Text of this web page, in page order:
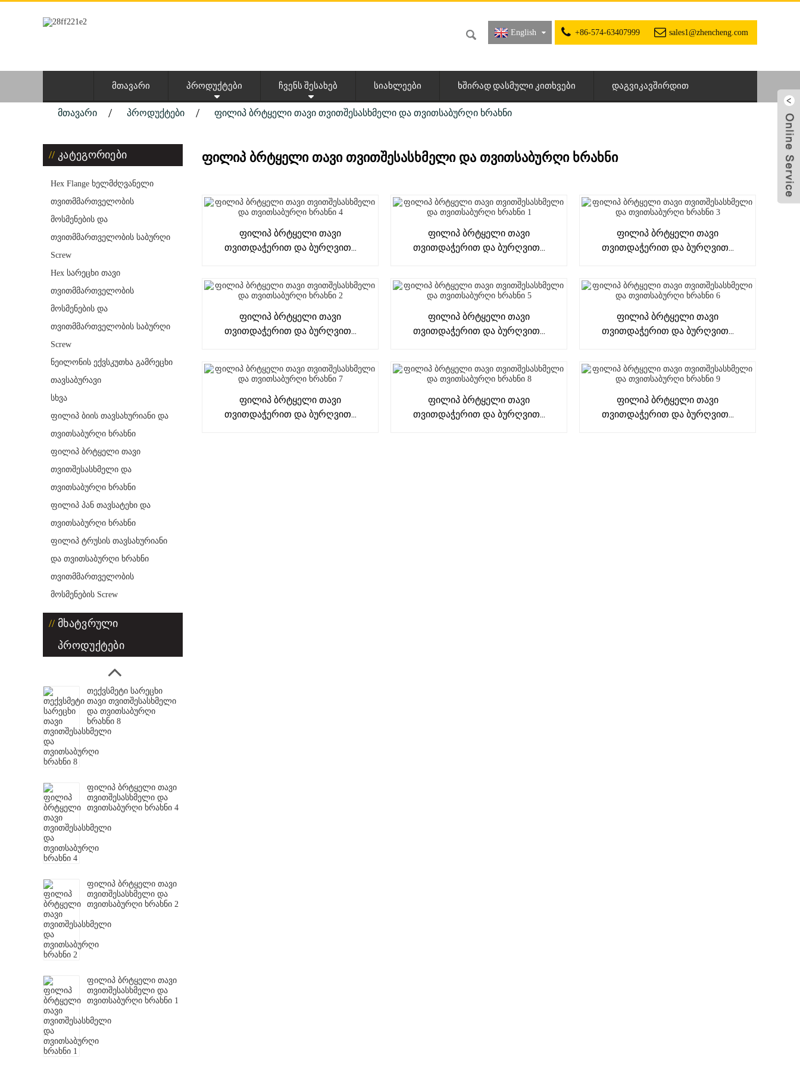
+86-574-63407999 sales1@zhencheng.com
English
ᲛᲗᲐᲕᲐᲠᲘ ᲞᲠᲝᲓᲣᲥᲢᲔᲑᲘ ᲩᲕᲔᲜᲡ ᲨᲔᲡᲐᲮᲔᲑ ᲡᲘᲐᲮᲚᲔᲔᲑᲘ ᲮᲨᲘᲠᲐᲓ ᲓᲐᲡᲛᲣᲚᲘ ᲙᲘᲗᲮᲕᲔᲑᲘ ᲓᲐᲒᲕᲘᲙᲐᲕᲨᲘᲠᲓᲘᲗ
ᲛᲗᲐᲕᲐᲠᲘ ᲞᲠᲝᲓᲣᲥᲢᲔᲑᲘ ᲤᲘᲚᲘᲞ ᲑᲠᲢᲧᲔᲚᲘ ᲗᲐᲕᲘ ᲗᲕᲘᲗᲨᲔᲡᲐᲡᲮᲛᲔᲚᲘ ᲓᲐ ᲗᲕᲘᲗᲡᲐᲑᲣᲠᲦᲘ ᲮᲠᲐᲮᲜᲘ
კატეგორიები
Hex Flange ხელმძღვანელი
თვითმმართველობის
მოსმენების და
თვითმმართველობის საბურღი
Screw
Hex სარეცხი თავი
თვითმმართველობის
მოსმენების და
თვითმმართველობის საბურღი
Screw
ნეილონის ექვსკუთხა გამრეცხი
თავსაბურავი
სხვა
ფილიპ ბიის თავსახურიანი და
თვითსაბურღი ხრახნი
ფილიპ ბრტყელი თავი
თვითშესასხმელი და
თვითსაბურღი ხრახნი
ფილიპ პან თავსატეხი და
თვითსაბურღი ხრახნი
ფილიპ ტრუსის თავსახურიანი
და თვითსაბურღი ხრახნი
თვითმმართველობის
მოსმენების Screw
მხატვრული
პროდუქტები
თექვსმეტი სარეცხი
თავი თვითშესასხმელი
და თვითსაბურღი
ხრახნი 8
ფილიპ ბრტყელი თავი
თვითშესასხმელი და
თვითსაბურღი ხრახნი 4
ფილიპ ბრტყელი თავი
თვითშესასხმელი და
თვითსაბურღი ხრახნი 2
ფილიპ ბრტყელი თავი
თვითშესასხმელი და
თვითსაბურღი ხრახნი 1
ᲤᲘᲚᲘᲞ ᲑᲠᲢᲧᲔᲚᲘ ᲗᲐᲕᲘ ᲗᲕᲘᲗᲨᲔᲡᲐᲡᲮᲛᲔᲚᲘ ᲓᲐ ᲗᲕᲘᲗᲡᲐᲑᲣᲠᲦᲘ ᲮᲠᲐᲮᲜᲘ
Ფილიპ Ბრტყელი Თავი
Თვითდაჭერით Და Ბურღვით...
Ფილიპ Ბრტყელი Თავი
Თვითდაჭერით Და Ბურღვით...
Ფილიპ Ბრტყელი Თავი
Თვითდაჭერით Და Ბურღვით...
Ფილიპ Ბრტყელი Თავი
Თვითდაჭერით Და Ბურღვით...
Ფილიპ Ბრტყელი Თავი
Თვითდაჭერით Და Ბურღვით...
Ფილიპ Ბრტყელი Თავი
Თვითდაჭერით Და Ბურღვით...
Ფილიპ Ბრტყელი Თავი
Თვითდაჭერით Და Ბურღვით...
Ფილიპ Ბრტყელი Თავი
Თვითდაჭერით Და Ბურღვით...
Ფილიპ Ბრტყელი Თავი
Თვითდაჭერით Და Ბურღვით...